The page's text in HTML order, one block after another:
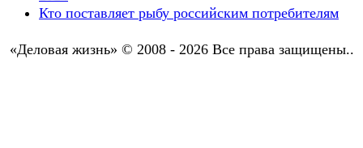
Кто поставляет рыбу российским потребителям
«Деловая жизнь» © 2008 - 2026 Все права защищены..